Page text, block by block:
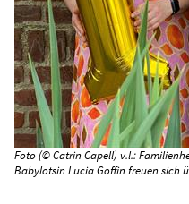
Foto (© Catrin Capell) v.l.:
Babylotsin Lucia Goffin freuen sich